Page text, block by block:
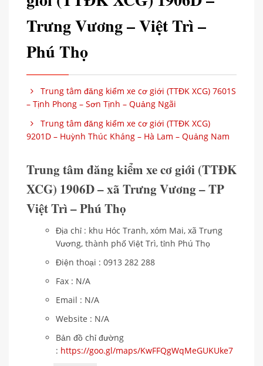
Trưng Vương – Việt Trì –
Phú Thọ
Trung tâm đăng kiểm xe cơ giới (TTĐK XCG) 7601S
– Tịnh Phong – Sơn Tịnh – Quảng Ngãi
Trung tâm đăng kiểm xe cơ giới (TTĐK XCG)
9201D – Huỳnh Thúc Kháng – Hà Lam – Quảng Nam
Trung tâm đăng kiểm xe cơ giới (TTĐK
XCG) 1906D – xã Trưng Vương – TP
Việt Trì – Phú Thọ
Địa chỉ : khu Hóc Tranh, xóm Mai, xã Trưng
Vương, thành phố Việt Trì, tỉnh Phú Thọ
Điện thoại : 0913 282 288
Fax : N/A
Email : N/A
Website : N/A
Bản đồ chỉ đường
: https://goo.gl/maps/KwFFQgWqMeGUKUke7